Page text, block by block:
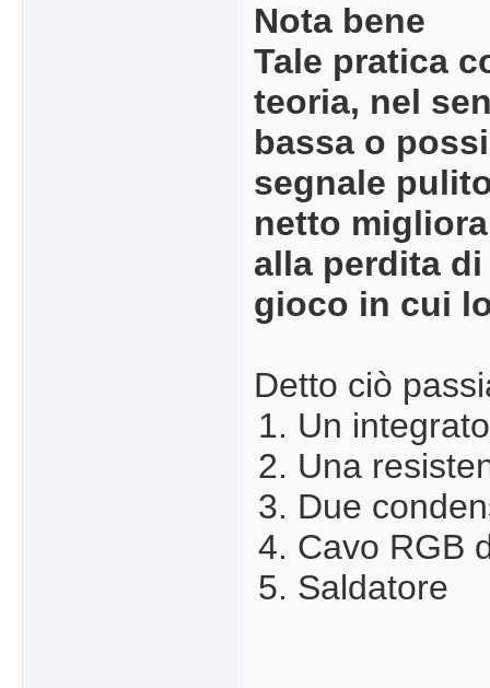
Nota bene
Tale pratica
teoria, nel
bassa o
segnale
netto
alla perdita
gioco in cui
Detto ciò
Un
Una
Due
Cavo RGB
Saldatore